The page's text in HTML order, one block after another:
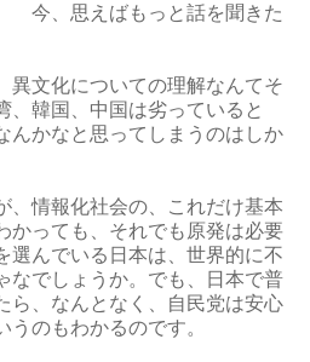
今、思えばもっと話を聞きた
異文化についての理解なんてそ
、韓国、中国は劣っていると
んかなと思ってしまうのはしか
、情報化社会の、これだけ基本
かっても、それでも原発は必要
選んでいる日本は、世界的に不
なでしょうか。でも、日本で普
ら、なんとなく、自民党は安心
のもわかるのです。